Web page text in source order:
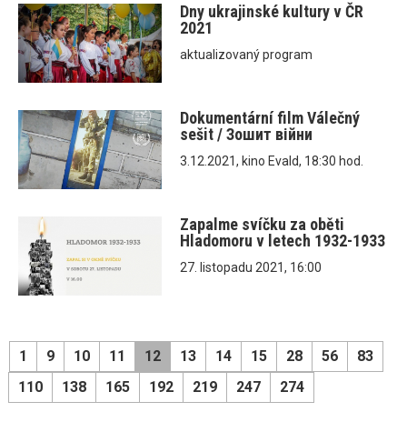
Dny ukrajinské kultury v ČR
2021
aktualizovaný program
Dokumentární film Válečný
sešit / Зошит війни
3.12.2021, kino Evald, 18:30 hod.
Zapalme svíčku za oběti
Hladomoru v letech 1932-1933
27. listopadu 2021, 16:00
1 9 10 11 12 13 14 15 28 56
83
110
138 165 192 219 247 274